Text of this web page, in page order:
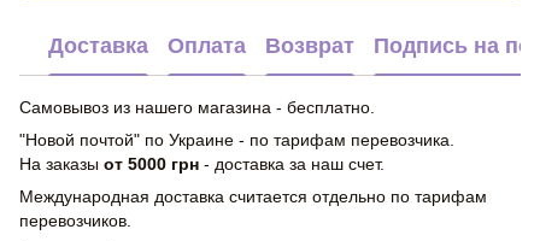
Доставка Оплата Возврат Подпись на
Самовывоз из нашего магазина - бесплатно.
"Новой почтой" по Украине - по тарифам перевозчика.
На заказы от 5000 грн - доставка за наш счет.
Международная доставка считается отдельно по тарифам
перевозчиков.